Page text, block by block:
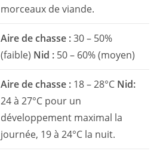
morceaux de viande.
Aire de chasse :30 – 50%
(faible) Nid : 50 – 60% (moyen)
Aire de chasse : 18 – 28°C Nid:
24 à 27°C pour un
développement maximal la
journée, 19 à 24°C la nuit.